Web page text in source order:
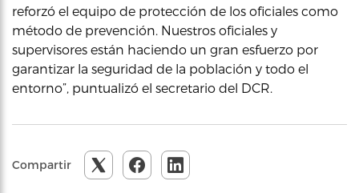
reforzó el equipo de protección de los oficiales como
método de prevención. Nuestros oficiales y
supervisores están haciendo un gran esfuerzo por
garantizar la seguridad de la población y todo el
entorno”, puntualizó el secretario del DCR.
Compartir